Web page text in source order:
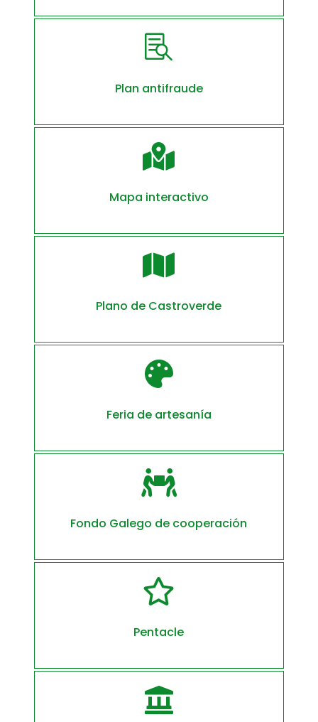

Plan antifraude

Mapa interactivo

Plano de Castroverde

Feria de artesanía

Fondo Galego de cooperación

Pentacle
